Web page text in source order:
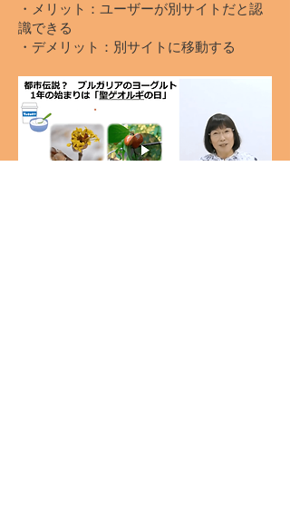
・メリット：ユーザーが別サイトだと認
識できる
・デメリット：別サイトに移動する